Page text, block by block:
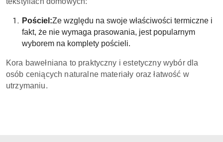
Pościel:Ze względu na swoje właściwości termiczne i
fakt, że nie wymaga prasowania, jest popularnym
wyborem na komplety pościeli.
Kora bawełniana to praktyczny i estetyczny wybór dla
osób ceniących naturalne materiały oraz łatwość w
utrzymaniu.